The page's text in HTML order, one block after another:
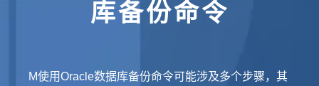
库备份命令
M使用Oracle数据库备份命令可能涉及多个步骤，其